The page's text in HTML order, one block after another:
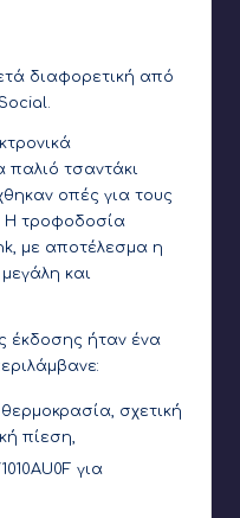
διαφορετική από
τσαντάκι
οπές για τους
Η τροφοδοσία
με αποτέλεσμα η
και
έκδοσης ήταν ένα
σχετική
πίεση,
για